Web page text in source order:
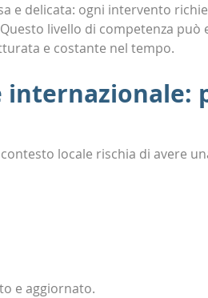
e delicata: ogni intervento
livello di competenza può
e costante nel tempo.
internazionale:
locale rischia di avere
e aggiornato.